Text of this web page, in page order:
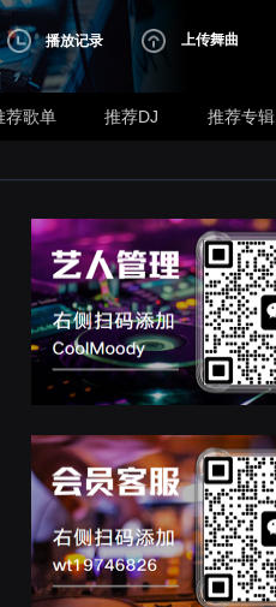
播放记录 上传舞曲
荐歌单 推荐DJ 推荐专辑